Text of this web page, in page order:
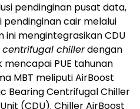
pendinginan pusat data,
pendinginan cair melalui
mengintegrasikan CDU
centrifugal chillerdengan
PUE tahunan
MBT meliputi AirBoost
Bearing Centrifugal Chiller
(CDU). Chiller AirBoost